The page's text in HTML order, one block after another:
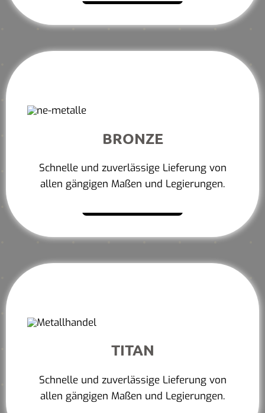
BRONZE
Schnelle und zuverlässige Lieferung von
allen gängigen Maßen und Legierungen.
TITAN
Schnelle und zuverlässige Lieferung von
allen gängigen Maßen und Legierungen.